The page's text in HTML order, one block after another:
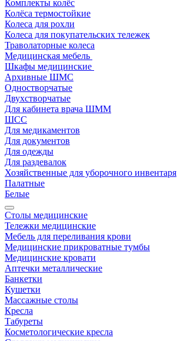
Комплекты колёс
Колёса термостойкие
Колеса для рохли
Колеса для покупательских тележек
Траволаторные колеса
Медицинская мебель
Шкафы медицинские
Архивные ШМС
Одностворчатые
Двухстворчатые
Для кабинета врача ШММ
ШСС
Для медикаментов
Для документов
Для одежды
Для раздевалок
Хозяйственные для уборочного инвентаря
Палатные
Белые
Столы медицинские
Тележки медицинские
Мебель для переливания крови
Медицинские прикроватные тумбы
Медицинские кровати
Аптечки металлические
Банкетки
Кушетки
Массажные столы
Кресла
Табуреты
Косметологические кресла